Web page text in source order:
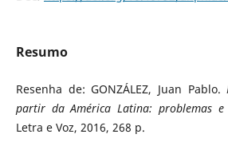
Resumo
Resenha de: GONZÁLEZ, Juan Pablo.
partir da América Latina: problemas e
Letra e Voz, 2016, 268 p.